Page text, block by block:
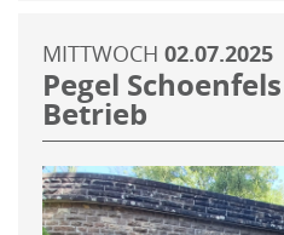
MITTWOCH 02.07.2025
Pegel
Betrieb